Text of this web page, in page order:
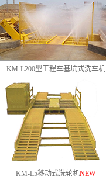
KM-L200型工程车基坑式洗车机
KM-L5移动式洗轮机NEW